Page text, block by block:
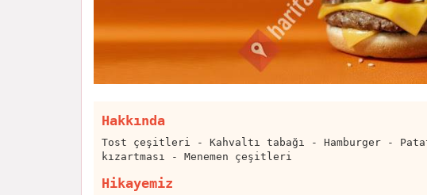
Hakkında
Tost çeşitleri - Kahvaltı tabağı - Hamburger -
kızartması - Menemen çeşitleri
Hikayemiz